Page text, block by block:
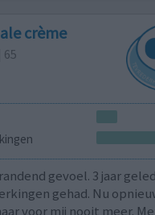
crème
65
gevoel. 3 jaar
gehad. Nu
voor mij nooit meer.